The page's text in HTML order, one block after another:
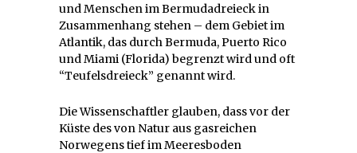
und Menschen im Bermudadreieck in
Zusammenhang stehen – dem Gebiet im
Atlantik, das durch Bermuda, Puerto Rico
und Miami (Florida) begrenzt wird und oft
“Teufelsdreieck” genannt wird.
Die Wissenschaftler glauben, dass vor der
Küste des von Natur aus gasreichen
Norwegens tief im Meeresboden